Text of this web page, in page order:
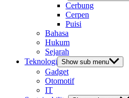
Cerbung
Cerpen
Puisi
Bahasa
Hukum
Sejarah
Teknologi Show sub menu
Gadget
Otomotif
IT